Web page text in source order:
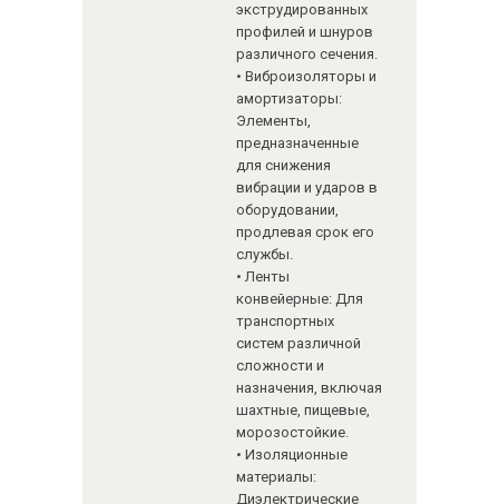
экструдированных
профилей и шнуров
различного сечения.
• Виброизоляторы и
амортизаторы:
Элементы,
предназначенные
для снижения
вибрации и ударов в
оборудовании,
продлевая срок его
службы.
• Ленты
конвейерные: Для
транспортных
систем различной
сложности и
назначения, включая
шахтные, пищевые,
морозостойкие.
• Изоляционные
материалы:
Диэлектрические